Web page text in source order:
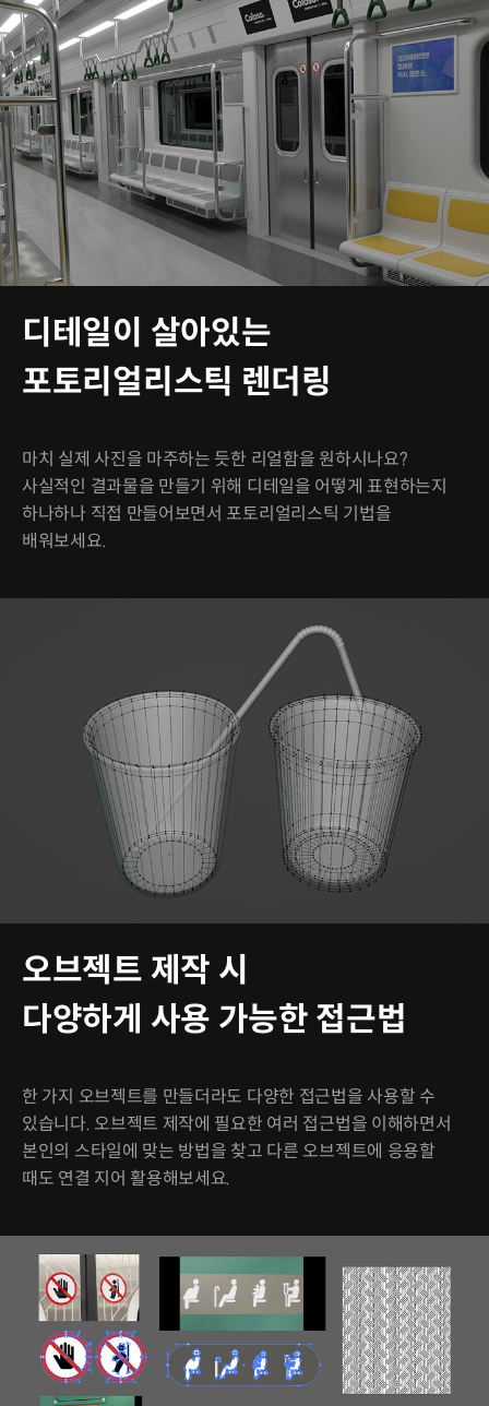
디테일이 살아있는
포토리얼리스틱 렌더링
마치 실제 사진을 마주하는 듯한 리얼함을 원하시나요?
사실적인 결과물을 만들기 위해 디테일을 어떻게 표현하는지
하나하나 직접 만들어보면서 포토리얼리스틱 기법을
배워보세요.
오브젝트 제작 시
다양하게 사용 가능한 접근법
한 가지 오브젝트를 만들더라도 다양한 접근법을 사용할 수
있습니다. 오브젝트 제작에 필요한 여러 접근법을 이해하면서
본인의 스타일에 맞는 방법을 찾고 다른 오브젝트에 응용할
때도 연결 지어 활용해보세요.